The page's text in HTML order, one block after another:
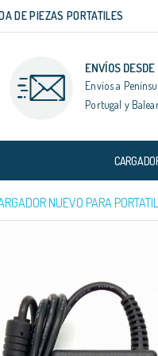
DE PIEZAS PORTATILES
ENVÍOS
Envíos a
Portugal y
NUEVO PARA